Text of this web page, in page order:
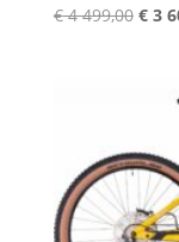
€4 499,00 €3